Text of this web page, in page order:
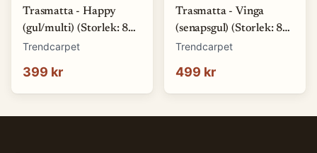
Trasmatta - Happy
(gul/multi) (Storlek: 80
x 150 cm)
Trendcarpet
399 kr
Trasmatta - Vinga
(senapsgul) (Storlek: 80
x 150 cm)
Trendcarpet
499 kr